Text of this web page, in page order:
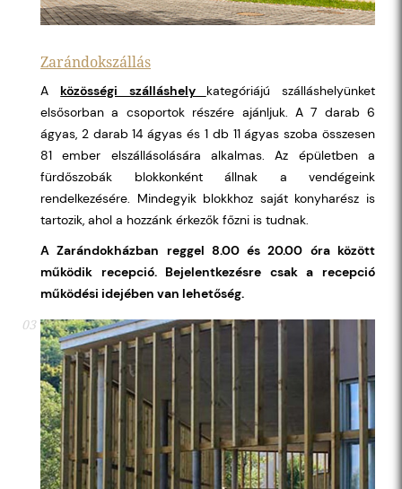
Zarándokszállás
Aközösségi szálláshely kategóriájú szálláshelyünket
elsősorban a csoportok részére ajánljuk. A 7 darab 6
ágyas, 2 darab 14 ágyas és 1 db 11 ágyas szoba összesen
81 ember elszállásolására alkalmas. Az épületben a
fürdőszobák blokkonként állnak a vendégeink
rendelkezésére. Mindegyik blokkhoz saját konyharész is
tartozik, ahol a hozzánk érkezők főzni is tudnak.
A Zarándokházban reggel 8.00 és 20.00 óra között
működik recepció. Bejelentkezésre csak a recepció
működési idejében van lehetőség.
03